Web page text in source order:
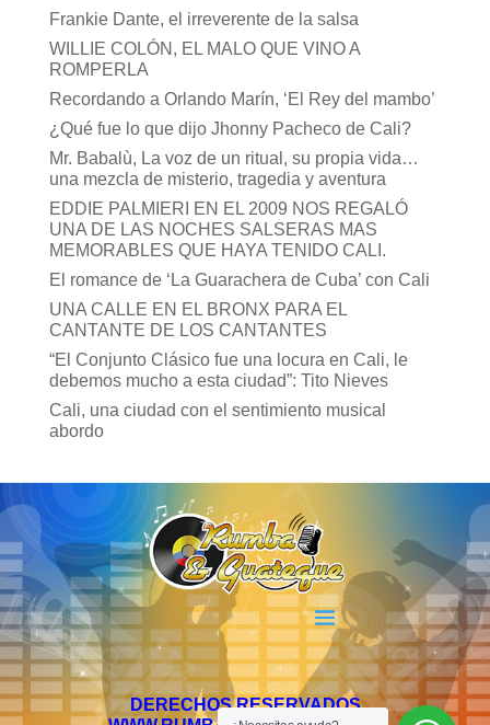
Frankie Dante, el irreverente de la salsa
WILLIE COLÓN, EL MALO QUE VINO A
ROMPERLA
Recordando a Orlando Marín, ‘El Rey del mambo’
¿Qué fue lo que dijo Jhonny Pacheco de Cali?
Mr. Babalù, La voz de un ritual, su propia vida…
una mezcla de misterio, tragedia y aventura
EDDIE PALMIERI EN EL 2009 NOS REGALÓ
UNA DE LAS NOCHES SALSERAS MAS
MEMORABLES QUE HAYA TENIDO CALI.
El romance de ‘La Guarachera de Cuba’ con Cali
UNA CALLE EN EL BRONX PARA EL
CANTANTE DE LOS CANTANTES
“El Conjunto Clásico fue una locura en Cali, le
debemos mucho a esta ciudad”: Tito Nieves
Cali, una ciudad con el sentimiento musical
abordo
DERECHOS RESERVADOS